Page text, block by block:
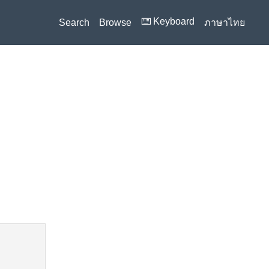
Search Browse ⌨️ Keyboard ภาษาไทย